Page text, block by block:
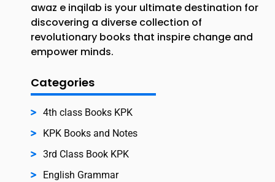
awaz e inqilab is your ultimate destination for
discovering a diverse collection of
revolutionary books that inspire change and
empower minds.
Categories
4th class Books KPK
KPK Books and Notes
3rd Class Book KPK
English Grammar